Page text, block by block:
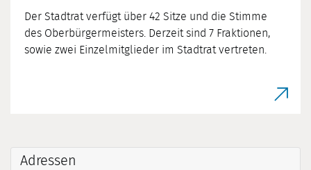
Der Stadtrat verfügt über 42 Sitze und die Stimme
des Oberbürgermeisters. Derzeit sind 7 Fraktionen,
sowie zwei Einzelmitglieder im Stadtrat vertreten.
Adressen